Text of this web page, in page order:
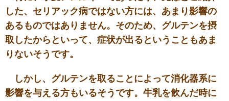
した、セリアック病ではない方には、あまり影響の
あるものではありません。そのため、グルテンを摂
取したからといって、症状が出るということもあま
りないそうです。
しかし、グルテンを取ることによって消化器系に
影響を与える方もいるそうです。牛乳を飲んだ時に